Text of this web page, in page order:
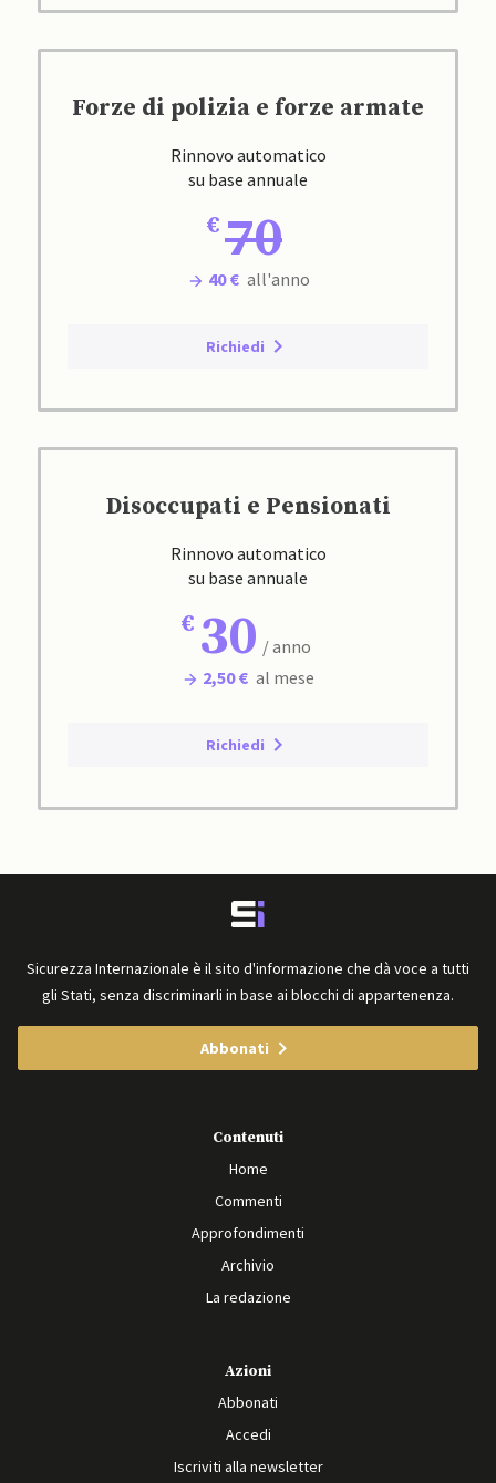
Forze di polizia e forze armate
Rinnovo automatico
su base annuale
70
40 € all'anno
Richiedi
Disoccupati e Pensionati
Rinnovo automatico
su base annuale
30 / anno
2,50 € al mese
Richiedi
Sicurezza Internazionale è il sito d'informazione che dà voce a tutti
gli Stati, senza discriminarli in base ai blocchi di appartenenza.
Abbonati
Contenuti
Home
Commenti
Approfondimenti
Archivio
La redazione
Azioni
Abbonati
Accedi
Iscriviti alla newsletter